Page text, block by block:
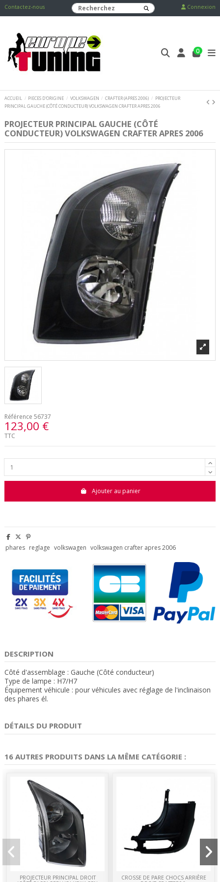
Contactez-nous Connexion
0
ACCUEIL PIECES D'ORIGINE VOLKSWAGEN CRAFTER (APRES 2006)
PROJECTEUR
PRINCIPAL GAUCHE (CÔTÉ CONDUCTEUR) VOLKSWAGEN CRAFTER APRES 2006
PROJECTEUR PRINCIPAL GAUCHE (CÔTÉ
CONDUCTEUR) VOLKSWAGEN CRAFTER APRES 2006
Référence 56737
123,00 €
TTC
Ajouter au panier
phares reglage volkswagen volkswagen crafter apres 2006
DESCRIPTION
Côté d'assemblage : Gauche (Côté conducteur)
Type de lampe : H7/H7
Équipement véhicule : pour véhicules avec réglage de l'inclinaison
des phares él.
DÉTAILS DU PRODUIT
16 AUTRES PRODUITS DANS LA MÊME CATÉGORIE :
PROJECTEUR PRINCIPAL DROIT
CROSSE DE PARE CHOCS ARRIÈRE